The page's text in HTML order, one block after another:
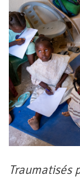
Traumatisés